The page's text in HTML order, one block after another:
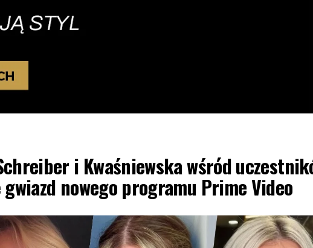
i Kwaśniewska wśród
nowego programu Prime Video